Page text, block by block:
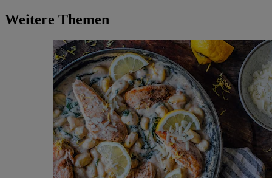
Weitere Themen